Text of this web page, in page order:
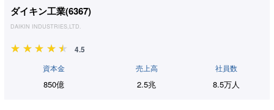
ダイキン工業(6367)
DAIKIN INDUSTRIES,LTD.
4.5
資本金
850億
売上高
2.5兆
社員数
8.5万人